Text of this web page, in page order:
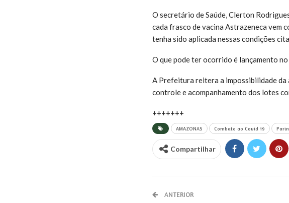
O secretário de Saúde, Clerton
cada frasco de vacina Astrazeneca vem
tenha sido aplicada nessas condições
O que pode ter ocorrido é lançamento
A Prefeitura reitera a impossibilidade da
controle e acompanhamento dos lotes
+++++++
AMAZONAS Combate ao Covid 19
Compartilhar
ANTERIOR